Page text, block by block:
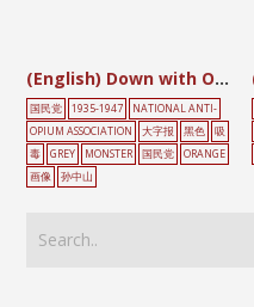
(English) Down with Opium and Narcotics
国民党 1935-1947
NATIONAL ANTI-
OPIUM ASSOCIATION
大字报 黑色
吸
毒
GREY MONSTER 国民党
ORANGE
画像
孙中山